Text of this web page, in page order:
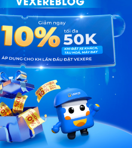
cá nhân như họ tên, số điện
tin này rất quan trọng để nhận
viên đường sắt kiểm tra khi lên
Nếu có mã giảm giá hoặc
mãi, bạn có thể nhập vào
giảm giá vé.
hỗ trợ nhiều hình thức thanh
lợi như thẻ ngân hàng, ví điện
ShopeePay…). Bạn chọn